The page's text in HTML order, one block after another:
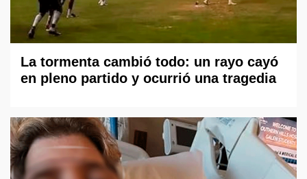
La tormenta cambió todo: un rayo cayó
en pleno partido y ocurrió una tragedia